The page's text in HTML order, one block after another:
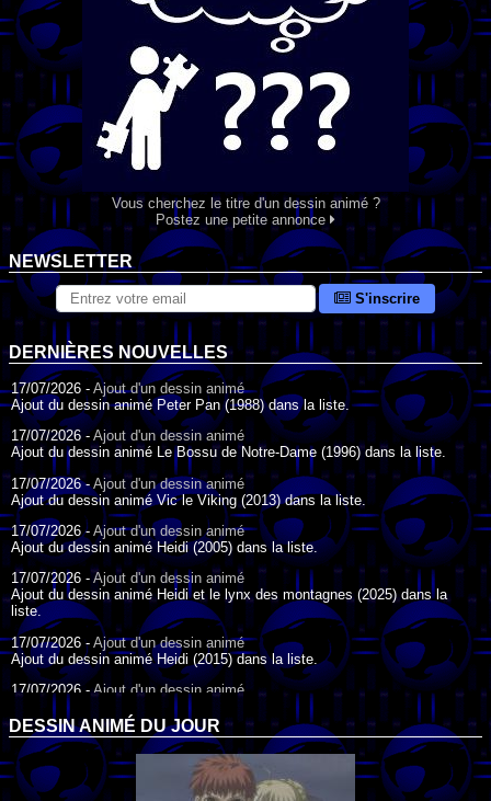
Vous cherchez le titre d'un dessin animé ?
Postez une petite annonce
NEWSLETTER
S'inscrire
DERNIÈRES NOUVELLES
17/07/2026 - Ajout d'un dessin animé
Ajout du dessin animé Peter Pan (1988) dans la liste.
17/07/2026 -Ajout d'un dessin animé
Ajout du dessin animé Le Bossu de Notre-Dame (1996) dans la liste.
17/07/2026 -Ajout d'un dessin animé
Ajout du dessin animé Vic le Viking (2013) dans la liste.
17/07/2026 - Ajout d'un dessin animé
Ajout du dessin animé Heidi (2005) dans la liste.
17/07/2026 - Ajout d'un dessin animé
Ajout du dessin animé Heidi et le lynx des montagnes (2025) dans la
liste.
17/07/2026 - Ajout d'un dessin animé
Ajout du dessin animé Heidi (2015) dans la liste.
17/07/2026 -Ajout d'un dessin animé
Ajout du dessin animé Heidi (1995) dans la liste.
09/07/2026 -Ajout d'un dessin animé
Ajout du dessin animé Genki l'Aventurier de la Chance (2006) dans la
liste.
DESSIN ANIMÉ DU JOUR